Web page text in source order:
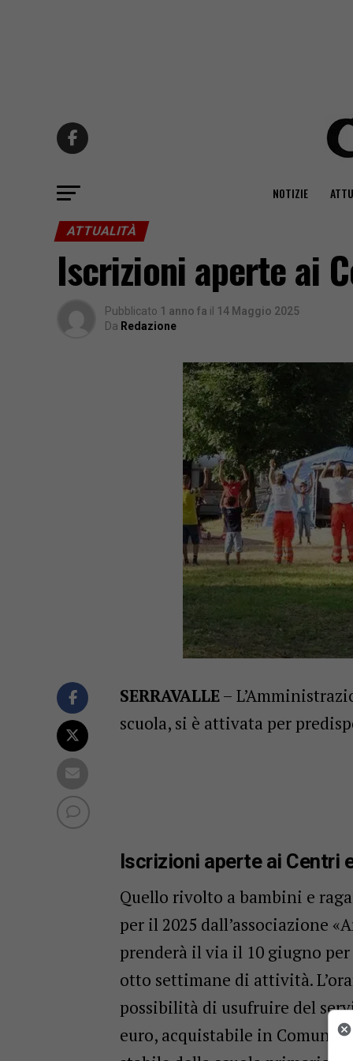
NOTIZIE
ATTUALITÀ
Iscrizioni aperte ai
Pubblicato 1 anno fa il 14 Maggio 2025
Da Redazione
SERRAVALLE–
scuola, si è attivata per
Iscrizioni aperte ai Centri
Quello rivolto a bambini e
per il 2025 dall’associazione
prenderà il via il 10 giugno
otto settimane di attività.
possibilità di usufruire del
euro, acquistabile in